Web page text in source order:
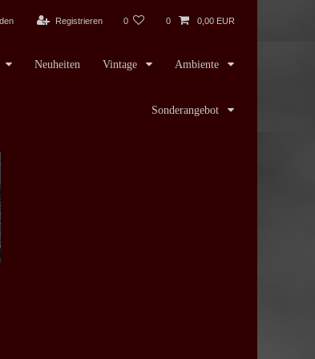
Registrieren 0 0 0,00 EUR
Neuheiten Vintage Ambiente
Sonderangebot